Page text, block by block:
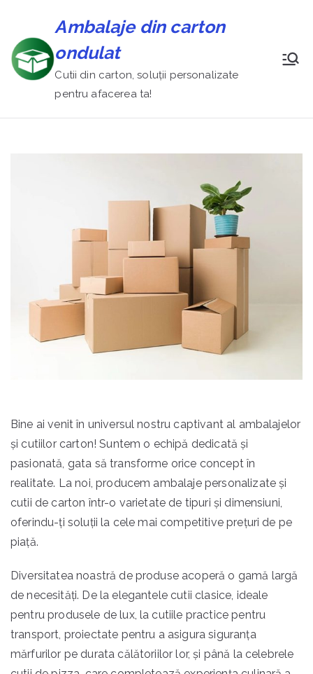
conținut
Ambalaje din carton
ondulat
Cutii din carton, soluții personalizate
pentru afacerea ta!
Bine ai venit în universul nostru captivant al ambalajelor
și cutiilor carton! Suntem o echipă dedicată și
pasionată, gata să transforme orice concept în
realitate. La noi, producem ambalaje personalizate și
cutii de carton într-o varietate de tipuri și dimensiuni,
oferindu-ți soluții la cele mai competitive prețuri de pe
piață.
Diversitatea noastră de produse acoperă o gamă largă
de necesități. De la elegantele cutii clasice, ideale
pentru produsele de lux, la cutiile practice pentru
transport, proiectate pentru a asigura siguranța
mărfurilor pe durata călătoriilor lor, și până la celebrele